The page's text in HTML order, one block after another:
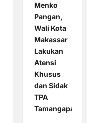
Menko
Pangan,
Wali Kota
Makassar
Lakukan
Atensi
Khusus
dan Sidak
TPA
Tamangapa